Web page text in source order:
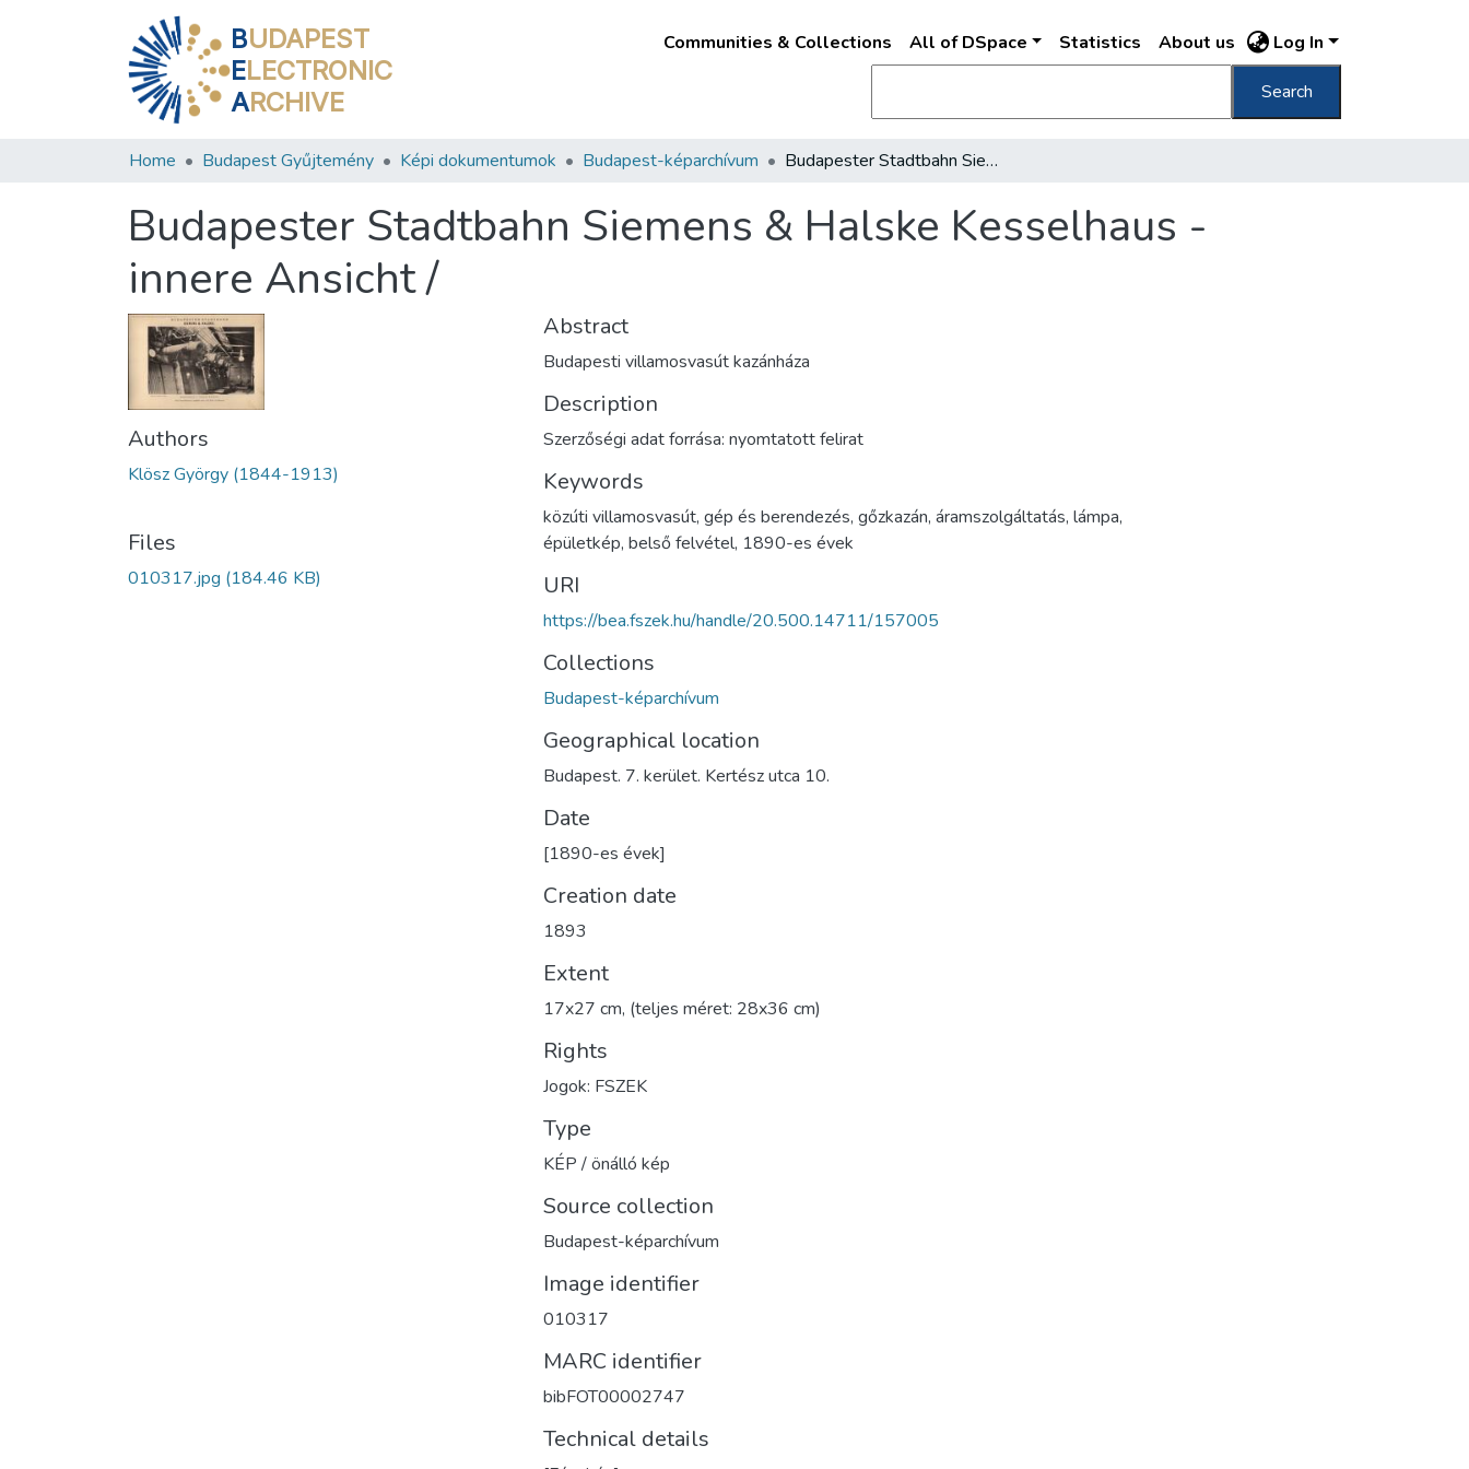
BUDAPEST
ELECTRONIC
ARCHIVE
Communities & Collections All of DSpace Statistics About us Log In
Search
Home Budapest Gyűjtemény Képi dokumentumok Budapest-képarchívum Budapester Stadtbahn Siemens & Halske Kesselhaus - innere Ansicht /
Budapester Stadtbahn Siemens & Halske Kesselhaus -
innere Ansicht /
Authors
Klösz György (1844-1913)
Files
010317.jpg (184.46 KB)
Abstract
Budapesti villamosvasút kazánháza
Description
Szerzőségi adat forrása: nyomtatott felirat
Keywords
közúti villamosvasút, gép és berendezés, gőzkazán, áramszolgáltatás, lámpa,
épületkép, belső felvétel, 1890-es évek
URI
https://bea.fszek.hu/handle/20.500.14711/157005
Collections
Budapest-képarchívum
Geographical location
Budapest. 7. kerület. Kertész utca 10.
Date
[1890-es évek]
Creation date
1893
Extent
17x27 cm, (teljes méret: 28x36 cm)
Rights
Jogok: FSZEK
Type
KÉP / önálló kép
Source collection
Budapest-képarchívum
Image identifier
010317
MARC identifier
bibFOT00002747
Technical details